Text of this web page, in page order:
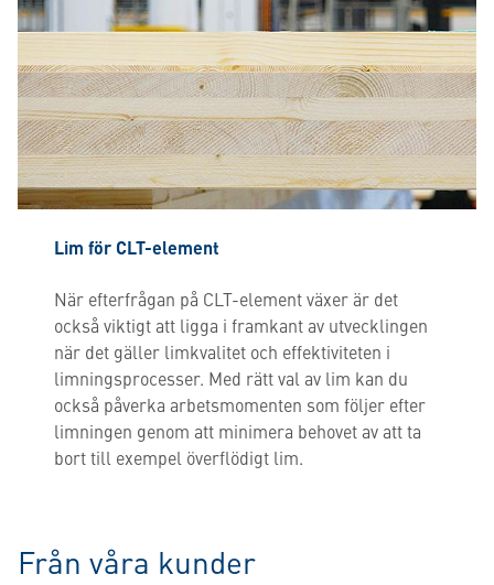
Lim för CLT-element
När efterfrågan på CLT-element växer är det
också viktigt att ligga i framkant av utvecklingen
när det gäller limkvalitet och effektiviteten i
limningsprocesser. Med rätt val av lim kan du
också påverka arbetsmomenten som följer efter
limningen genom att minimera behovet av att ta
bort till exempel överflödigt lim.
Från våra kunder